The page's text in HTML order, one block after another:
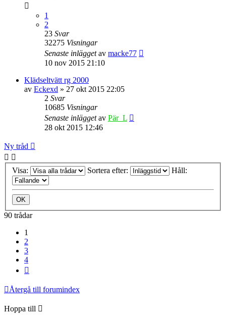
1
2
23 Svar
32275 Visningar
Senaste inläggetav macke77
10 nov 2015 21:10
Klädseltvätt rg 2000
av Eckexd » 27 okt 2015 22:05
2 Svar
10685 Visningar
Senaste inläggetav Pär_L
28 okt 2015 12:46
Ny tråd
Visa: Sortera efter: Håll:
90 trådar
1
2
3
4
Återgå till forumindex
Hoppa till